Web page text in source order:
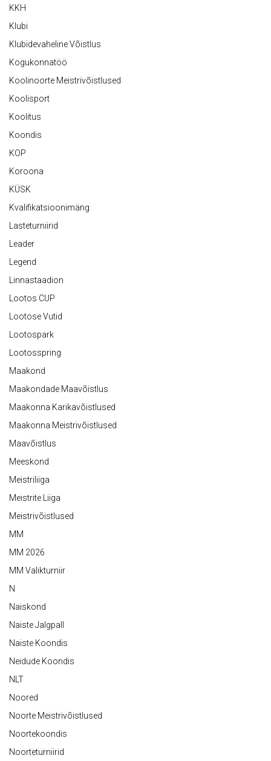
KKH
Klubi
Klubidevaheline Võistlus
Kogukonnatöö
Koolinoorte Meistrivõistlused
Koolisport
Koolitus
Koondis
KOP
Koroona
KÜSK
Kvalifikatsioonimäng
Lasteturniirid
Leader
Legend
Linnastaadion
Lootos CUP
Lootose Vutid
Lootospark
Lootosspring
Maakond
Maakondade Maavõistlus
Maakonna Karikavõistlused
Maakonna Meistrivõistlused
Maavõistlus
Meeskond
Meistriliiga
Meistrite Liiga
Meistrivõistlused
MM
MM 2026
MM Valikturniir
N
Naiskond
Naiste Jalgpall
Naiste Koondis
Neidude Koondis
NLT
Noored
Noorte Meistrivõistlused
Noortekoondis
Noorteturniirid